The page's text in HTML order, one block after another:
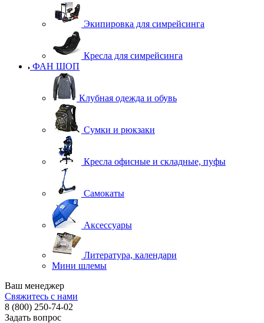
Экипировка для симрейсинга
Кресла для симрейсинга
ФАН ШОП
Клубная одежда и обувь
Сумки и рюкзаки
Кресла офисные и складные, пуфы
Самокаты
Аксессуары
Литература, календари
Мини шлемы
Ваш менеджер
Свяжитесь с нами
8 (800) 250-74-02
Задать вопрос